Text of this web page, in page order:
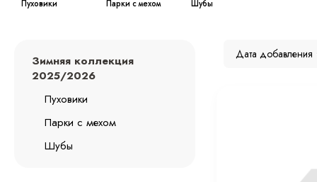
Пуховики Парки с мехом Шубы
Дата добавления
Зимняя коллекция
2025/2026
Пуховики
Парки с мехом
Шубы